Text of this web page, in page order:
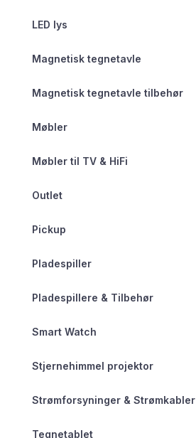
LED lys
Magnetisk tegnetavle
Magnetisk tegnetavle tilbehør
Møbler
Møbler til TV & HiFi
Outlet
Pickup
Pladespiller
Pladespillere & Tilbehør
Smart Watch
Stjernehimmel projektor
Strømforsyninger & Strømkabler
Tegnetablet